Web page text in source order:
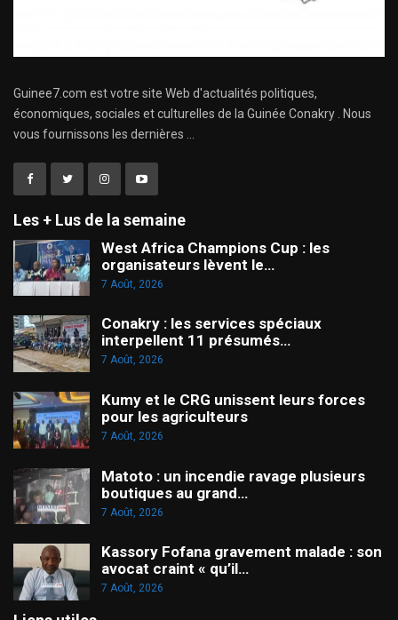
Guinee7.com est votre site Web d'actualités politiques,
économiques, sociales et culturelles de la Guinée Conakry . Nous
vous fournissons les dernières ...
Les + Lus de la semaine
West Africa Champions Cup : les
organisateurs lèvent le…
7 Août, 2026
Conakry : les services spéciaux
interpellent 11 présumés…
7 Août, 2026
Kumy et le CRG unissent leurs forces
pour les agriculteurs
7 Août, 2026
Matoto : un incendie ravage plusieurs
boutiques au grand…
7 Août, 2026
Kassory Fofana gravement malade : son
avocat craint « qu’il…
7 Août, 2026